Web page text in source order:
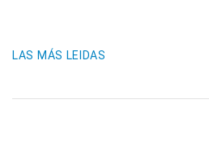
LAS MÁS LEIDAS